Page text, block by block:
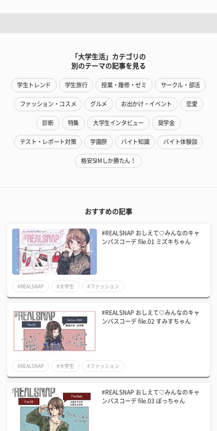
「大学生活」カテゴリの
別のテーマの記事を見る
学生トレンド 学生旅行 授業・履修・ゼミ サークル・部活
ファッション・コスメ グルメ お出かけ・イベント 恋愛
診断 特集 大学生インタビュー 奨学金
テスト・レポート対策 学園祭 バイト知識 バイト体験談
格安SIMしか勝たん！
おすすめの記事
#REALSNAP おしえて♡みんなのキャ
ンパスコーデ file.01 ミズキちゃん
#REALSNAP #大学生 #ファッション
#REALSNAP おしえて♡みんなのキャ
ンパスコーデ file.02 すみすちゃん
#REALSNAP #大学生 #ファッション
#REALSNAP おしえて♡みんなのキャ
ンパスコーデ file.03 ぽっちゃん